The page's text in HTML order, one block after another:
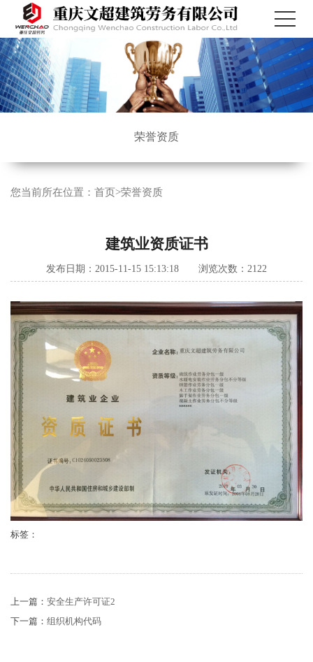
荣誉资质
您当前所在位置： 首页>荣誉资质
建筑业资质证书
发布日期：2015-11-15 15:13:18 浏览次数：2122
标签：
上一篇： 安全生产许可证2
下一篇： 组织机构代码